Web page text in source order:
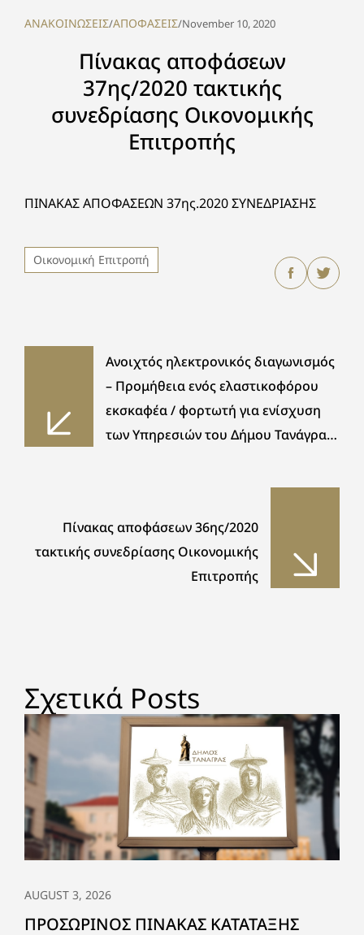
ΑΝΑΚΟΙΝΩΣΕΙΣ/ΑΠΟΦΑΣΕΙΣ/November 10, 2020
Πίνακας αποφάσεων
37ης/2020 τακτικής
συνεδρίασης Οικονομικής
Επιτροπής
ΠΙΝΑΚΑΣ ΑΠΟΦΑΣΕΩΝ 37ης.2020 ΣΥΝΕΔΡΙΑΣΗΣ
Οικονομική Επιτροπή
Ανοιχτός ηλεκτρονικός διαγωνισμός
– Προμήθεια ενός ελαστικοφόρου
εκσκαφέα / φορτωτή για ενίσχυση
των Υπηρεσιών του Δήμου Τανάγρας
Πίνακας αποφάσεων 36ης/2020
τακτικής συνεδρίασης Οικονομικής
Επιτροπής
Σχετικά Posts
AUGUST 3, 2026
ΠΡΟΣΩΡΙΝΟΣ ΠΙΝΑΚΑΣ ΚΑΤΑΤΑΞΗΣ